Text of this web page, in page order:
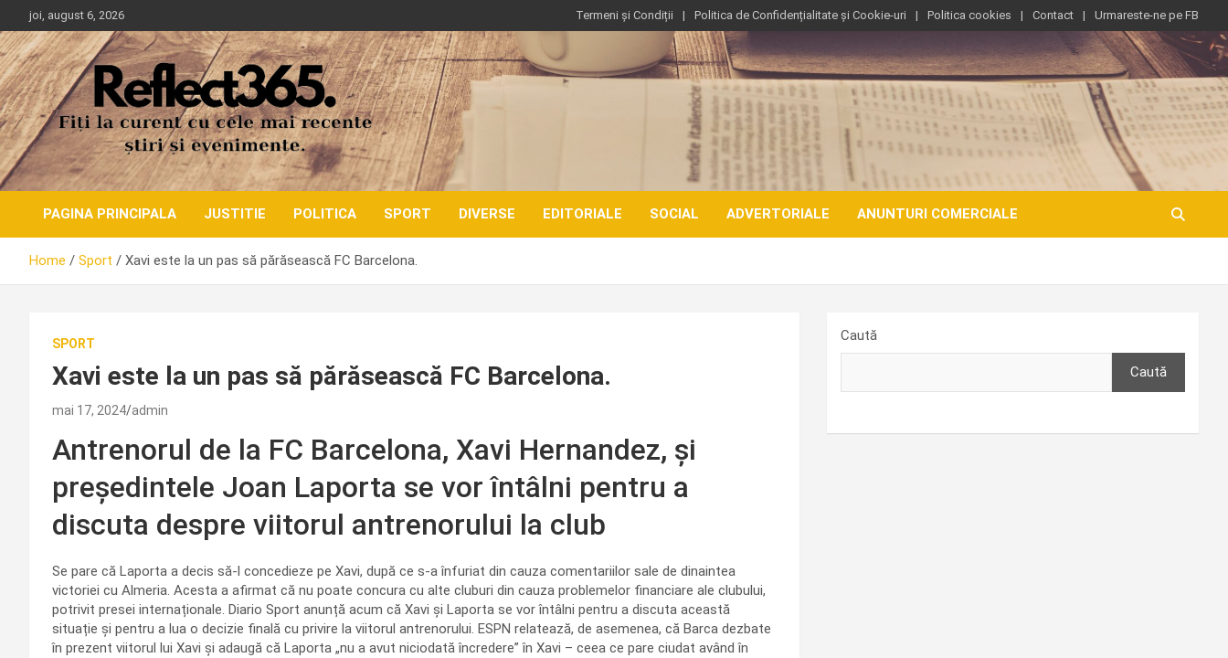
to
content
joi, august 6, 2026 Termeni și Condiții Politica de Confidențialitate și Cookie-uri Politica cookies Contact Urmareste-ne pe FB
PAGINA PRINCIPALA JUSTITIE POLITICA SPORT DIVERSE EDITORIALE SOCIAL ADVERTORIALE ANUNTURI COMERCIALE
Home Sport Xavi este la un pas să părăsească FC Barcelona.
SPORT
Xavi este la un pas să părăsească FC Barcelona.
mai 17, 2024 admin
Antrenorul de la FC Barcelona, Xavi Hernandez, și
președintele Joan Laporta se vor întâlni pentru a
discuta despre viitorul antrenorului la club
Se pare că Laporta a decis să-l concedieze pe Xavi, după ce s-a înfuriat din cauza comentariilor sale de dinaintea
victoriei cu Almeria. Acesta a afirmat că nu poate concura cu alte cluburi din cauza problemelor financiare ale clubului,
potrivit presei internaționale. Diario Sport anunță acum că Xavi și Laporta se vor întâlni pentru a discuta această
situație și pentru a lua o decizie finală cu privire la viitorul antrenorului. ESPN relatează, de asemenea, că Barca dezbate
în prezent viitorul lui Xavi și adaugă că Laporta „nu a avut niciodată încredere” în Xavi – ceea ce pare ciudat având în
Caută
Caută